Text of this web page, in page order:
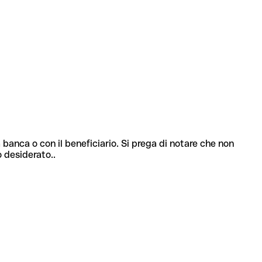
o con il beneficiario. Si prega di notare che non
desiderato..